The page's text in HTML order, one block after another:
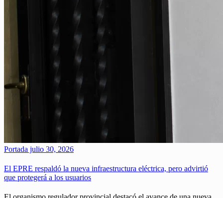
Portada julio 30, 2026
El EPRE respaldó la nueva infraestructura eléctrica, pero advirtió
que protegerá a los usuarios